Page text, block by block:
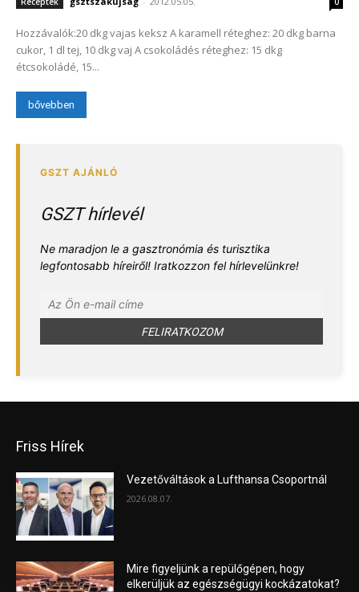
Hozzávalók:20 dkg vajas keksz A karamell réteghez: 20 dkg barna
cukor, 1 dl tej, 10 dkg vaj A csokoládés réteghez: 15 dkg
étcsokoládé, 15...
bővebben
GSZT hírlevél
Ne maradjon le a gasztronómia és turisztika
legfontosabb híreiről! Iratkozzon fel hírlevelünkre!
Friss Hírek
Vezetőváltások a Lufthansa Csoportnál
2026.08.07.
Mire figyeljünk a repülőgépen, hogy
elkerüljük az egészségügyi kockázatokat?